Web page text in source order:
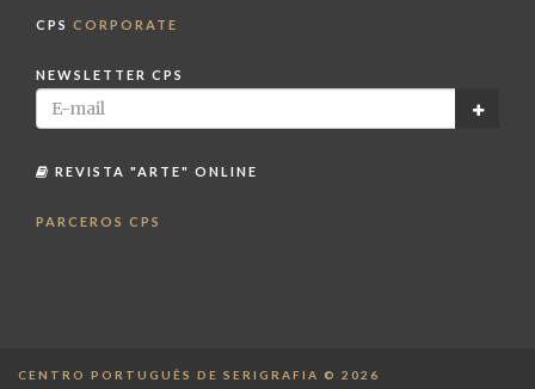
CPS CORPORATE
NEWSLETTER CPS
REVISTA "ARTE" ONLINE
PARCEROS CPS
CENTRO PORTUGUÊS DE SERIGRAFIA © 2026